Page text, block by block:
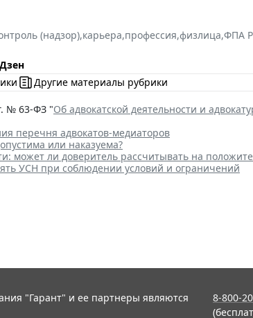
(надзор),карьера,профессия,физлица,ФПА
Дзен
Другие материалы рубрики
№ 63-ФЗ "Об адвокатской деятельности и
перечня адвокатов-медиаторов
или наказуема?
может ли доверитель рассчитывать на
УСН при соблюдении условий и ограничений
"Гарант" и ее партнеры являются
8-800-